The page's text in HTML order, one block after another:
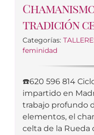
tradición
Categorías:
feminidad
☎️620 596 814
impartido en
trabajo profundo
elementos, el
celta de la Rueda